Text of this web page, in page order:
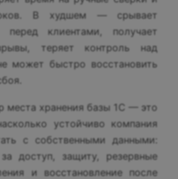
В худшем — срывает
перед клиентами, получает
теряет контроль над
может быстро восстановить
места хранения базы 1С — это
устойчиво компания
с собственными данными:
доступ, защиту, резервные
и восстановление после